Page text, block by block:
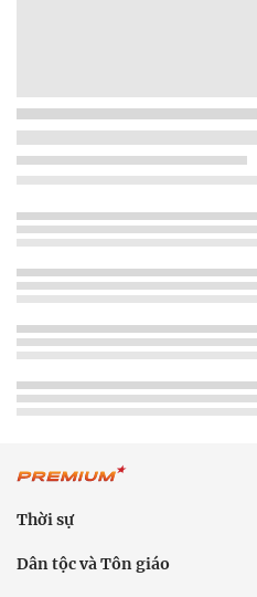
Thời sự
Dân tộc và Tôn giáo